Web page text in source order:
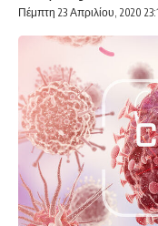
Πέμπτη 23 Απριλίου, 2020